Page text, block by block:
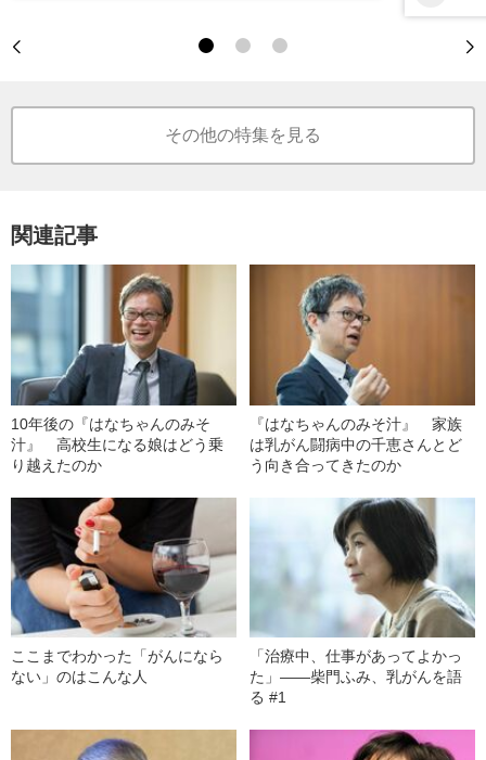
その他の特集を見る
関連記事
10年後の『はなちゃんのみそ
汁』 高校生になる娘はどう乗
り越えたのか
『はなちゃんのみそ汁』 家族
は乳がん闘病中の千恵さんとど
う向き合ってきたのか
ここまでわかった「がんになら
ない」のはこんな人
「治療中、仕事があってよかっ
た」——柴門ふみ、乳がんを語
る #1